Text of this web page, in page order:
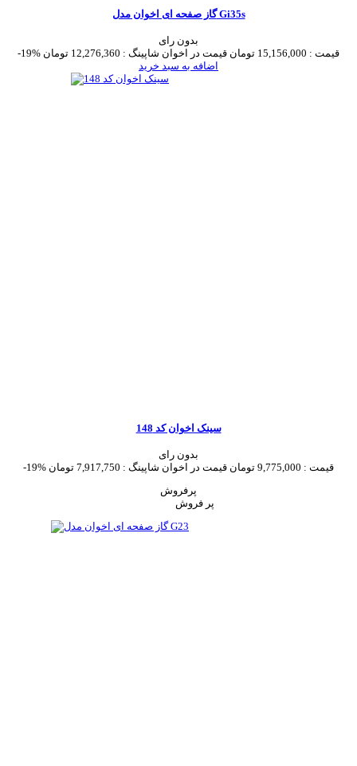
گاز صفحه ای اخوان مدل Gi35s
بدون رای
-19%
قیمت : 15,156,000 تومان قیمت در اخوان شاپینگ : 12,276,360 تومان
اضافه به سبد خرید
سینک اخوان کد 148
بدون رای
-19%
قیمت : 9,775,000 تومان قیمت در اخوان شاپینگ : 7,917,750 تومان
پرفروش